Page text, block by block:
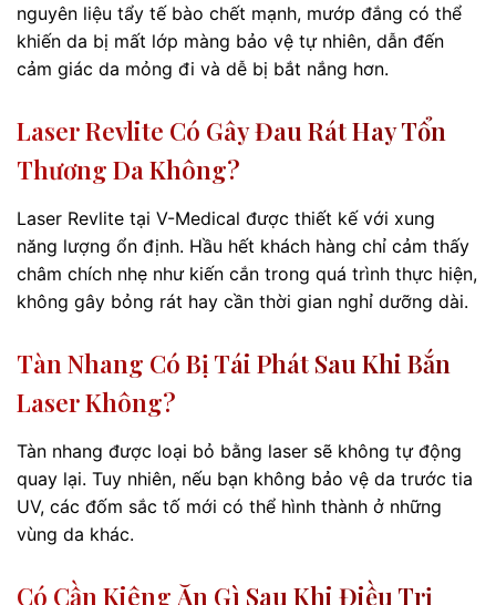
nguyên liệu tẩy tế bào chết mạnh, mướp đắng có thể
khiến da bị mất lớp màng bảo vệ tự nhiên, dẫn đến
cảm giác da mỏng đi và dễ bị bắt nắng hơn.
Laser Revlite Có Gây Đau Rát Hay Tổn
Thương Da Không?
Laser Revlite tại V-Medical được thiết kế với xung
năng lượng ổn định. Hầu hết khách hàng chỉ cảm thấy
châm chích nhẹ như kiến cắn trong quá trình thực hiện,
không gây bỏng rát hay cần thời gian nghỉ dưỡng dài.
Tàn Nhang Có Bị Tái Phát Sau Khi Bắn
Laser Không?
Tàn nhang được loại bỏ bằng laser sẽ không tự động
quay lại. Tuy nhiên, nếu bạn không bảo vệ da trước tia
UV, các đốm sắc tố mới có thể hình thành ở những
vùng da khác.
Có Cần Kiêng Ăn Gì Sau Khi Điều Trị